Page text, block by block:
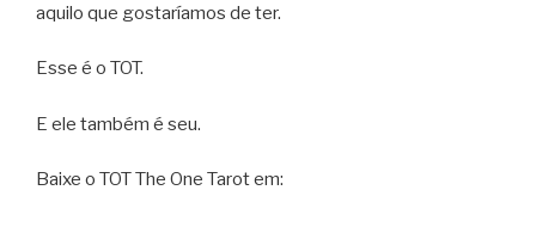
aquilo que gostaríamos de ter.
Esse é o TOT.
E ele também é seu.
Baixe o TOT The One Tarot em: